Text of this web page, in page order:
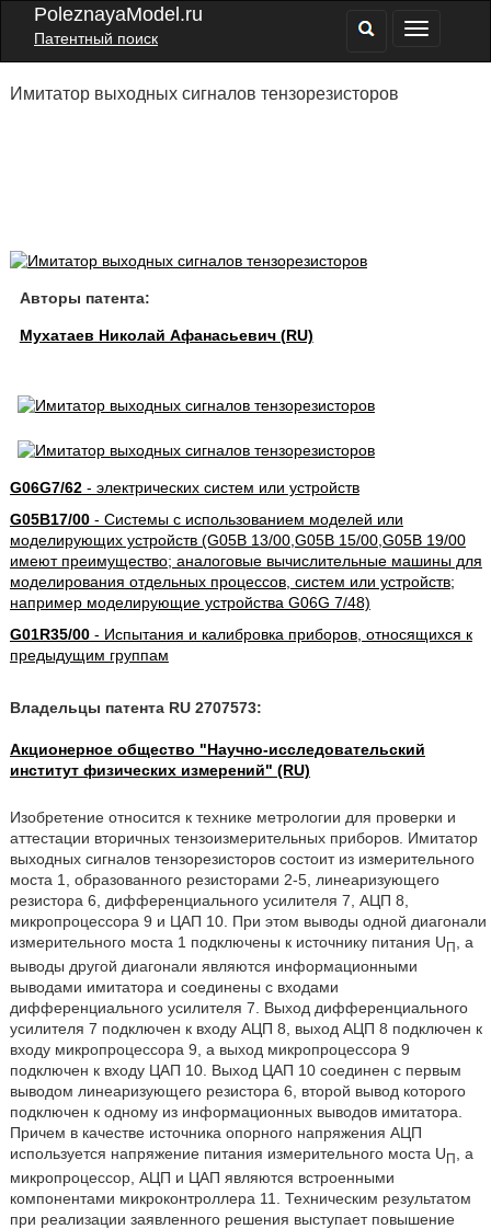
PoleznayaModel.ru
Патентный поиск
Имитатор выходных сигналов тензорезисторов
Авторы патента:
Мухатаев Николай Афанасьевич (RU)
G06G7/62- электрических систем или устройств
G05B17/00- Системы с использованием моделей или
моделирующих устройств (G05B 13/00,G05B 15/00,G05B 19/00
имеют преимущество; аналоговые вычислительные машины для
моделирования отдельных процессов, систем или устройств;
например моделирующие устройства G06G 7/48)
G01R35/00- Испытания и калибровка приборов, относящихся к
предыдущим группам
Владельцы патента RU 2707573:
Акционерное общество "Научно-исследовательский
институт физических измерений" (RU)
Изобретение относится к технике метрологии для проверки и
аттестации вторичных тензоизмерительных приборов. Имитатор
выходных сигналов тензорезисторов состоит из измерительного
моста 1, образованного резисторами 2-5, линеаризующего
резистора 6, дифференциального усилителя 7, АЦП 8,
микропроцессора 9 и ЦАП 10. При этом выводы одной диагонали
измерительного моста 1 подключены к источнику питания UП
, а
выводы другой диагонали являются информационными
выводами имитатора и соединены с входами
дифференциального усилителя 7. Выход дифференциального
усилителя 7 подключен к входу АЦП 8, выход АЦП 8 подключен к
входу микропроцессора 9, а выход микропроцессора 9
подключен к входу ЦАП 10. Выход ЦАП 10 соединен с первым
выводом линеаризующего резистора 6, второй вывод которого
подключен к одному из информационных выводов имитатора.
Причем в качестве источника опорного напряжения АЦП
используется напряжение питания измерительного моста UП
, а
микропроцессор, АЦП и ЦАП являются встроенными
компонентами микроконтроллера 11. Техническим результатом
при реализации заявленного решения выступает повышение